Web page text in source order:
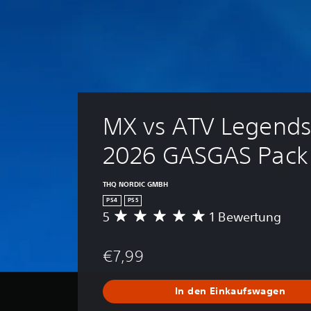
MX vs ATV
2026 GASGAS Pack
THQ NORDIC GMBH
PS4 PS5
D
c
s
c
5 1 Bewertung
€7,99
In den Einkaufswagen